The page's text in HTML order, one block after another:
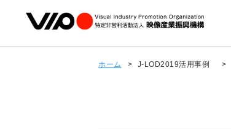
ホーム > J-LOD2019活用事例 >